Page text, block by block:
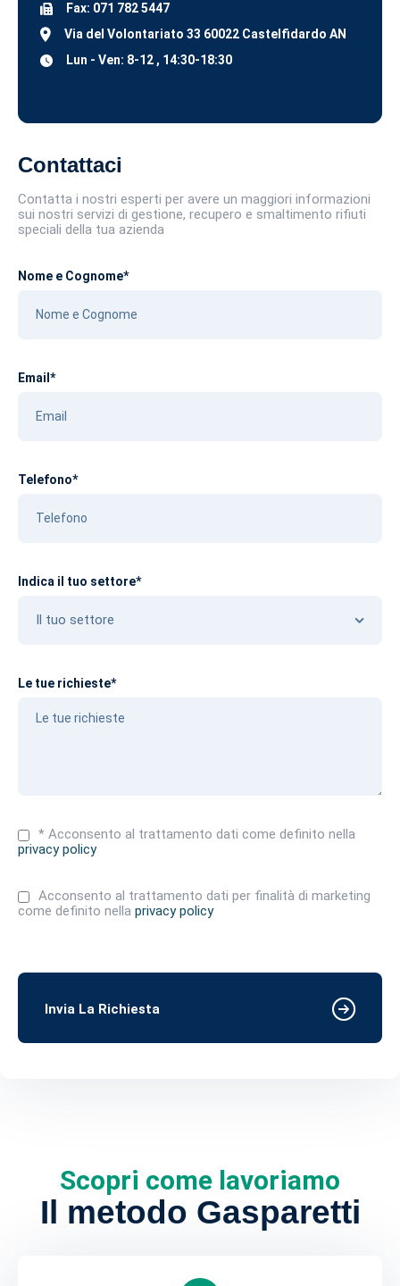
Contattaci
Contatta i nostri esperti per avere un maggiori informazioni
sui nostri servizi di gestione, recupero e smaltimento rifiuti
speciali della tua azienda
Nome e Cognome*
Email*
Telefono*
Indica il tuo settore*
Le tue richieste*
* Acconsento al trattamento dati come definito nella
privacy policy
Acconsento al trattamento dati per finalità di marketing
come definito nella privacy policy
Invia La Richiesta
Fax: 071 782 5447
Via del Volontariato 33 60022 Castelfidardo AN
Lun - Ven: 8-12 , 14:30-18:30
Scopri come lavoriamo
Il metodo Gasparetti